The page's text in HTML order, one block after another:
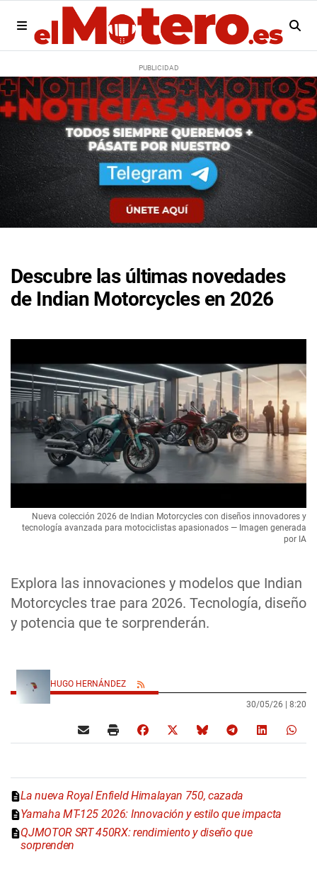
Descubre las últimas novedades
de Indian Motorcycles en 2026
Explora las innovaciones y modelos que Indian
Motorcycles trae para 2026. Tecnología, diseño
y potencia que te sorprenderán.
Nueva colección 2026 de Indian Motorcycles con diseños innovadores y
tecnología avanzada para motociclistas apasionados — Imagen generada
por IA
HUGO HERNÁNDEZ
30/05/26 | 8:20
La nueva Royal Enfield Himalayan 750, cazada
Yamaha MT-125 2026: Innovación y estilo que impacta
QJMOTOR SRT 450RX: rendimiento y diseño que
sorprenden